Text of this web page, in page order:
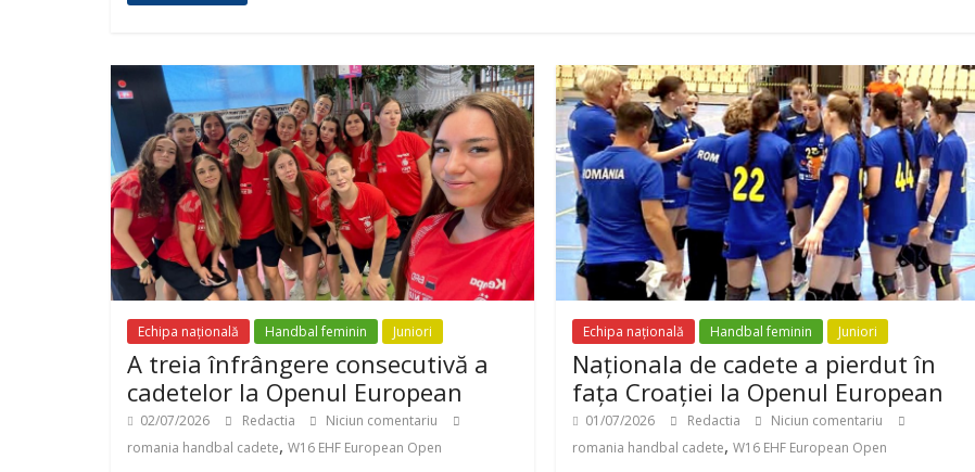
Echipa națională Handbal feminin Juniori
A treia înfrângere consecutivă a
cadetelor la Openul European
02/07/2026 Redactia
Niciun comentariu
romania handbal cadete, W16 EHF European Open
Echipa națională Handbal feminin Juniori
Naționala de cadete a pierdut în
fața Croației la Openul European
01/07/2026 Redactia
Niciun comentariu
romania handbal cadete,W16 EHF European Open